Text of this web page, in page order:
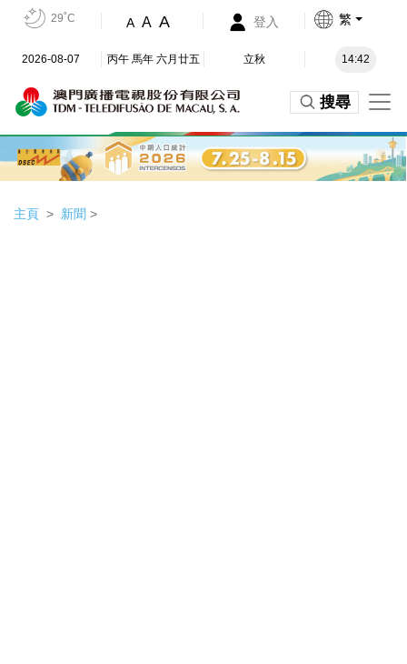
29˚C A A A 登入 繁
2026-08-07 丙午 馬年 六月廿五 立秋 14:42
搜尋
主頁 新聞 >